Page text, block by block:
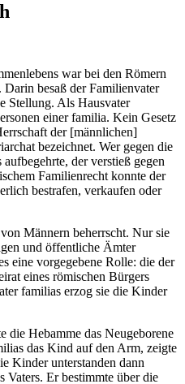
war bei den Römern
besaß der Familienvater
Stellung. Als Hausvater
einer familia. Kein Gesetz
der [männlichen]
bezeichnet. Wer gegen die
der verstieß gegen
Familienrecht konnte der
bestrafen, verkaufen oder
Männern beherrscht. Nur sie
und öffentliche Ämter
eine vorgegebene Rolle: die der
eines römischen Bürgers
familias erzog sie die Kinder
die Hebamme das Neugeborene
das Kind auf den Arm, zeigte
Kinder unterstanden dann
Vaters. Er bestimmte über die